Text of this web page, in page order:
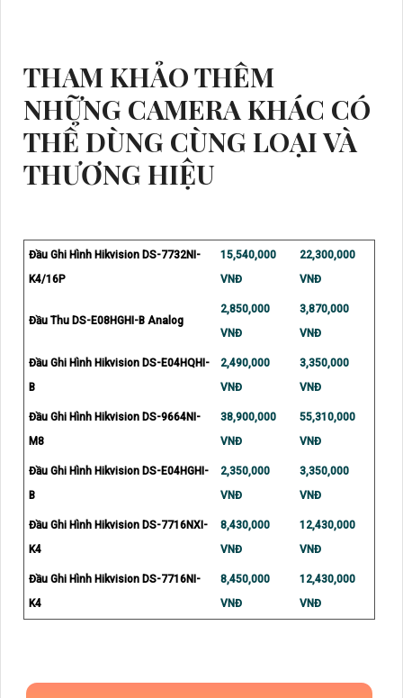
THAM KHẢO THÊM
NHỮNG CAMERA KHÁC CÓ
THỂ DÙNG CÙNG LOẠI VÀ
THƯƠNG HIỆU
Đầu Ghi Hình Hikvision DS-7732NI-
K4/16P
15,540,000
VNĐ
22,300,000
VNĐ
Đầu Thu DS-E08HGHI-B Analog
2,850,000
VNĐ
3,870,000
VNĐ
Đầu Ghi Hình Hikvision DS-E04HQHI-
B
2,490,000
VNĐ
3,350,000
VNĐ
Đầu Ghi Hình Hikvision DS-9664NI-
M8
38,900,000
VNĐ
55,310,000
VNĐ
Đầu Ghi Hình Hikvision DS-E04HGHI-
B
2,350,000
VNĐ
3,350,000
VNĐ
Đầu Ghi Hình Hikvision DS-7716NXI-
K4
8,430,000
VNĐ
12,430,000
VNĐ
Đầu Ghi Hình Hikvision DS-7716NI-
K4
8,450,000
VNĐ
12,430,000
VNĐ